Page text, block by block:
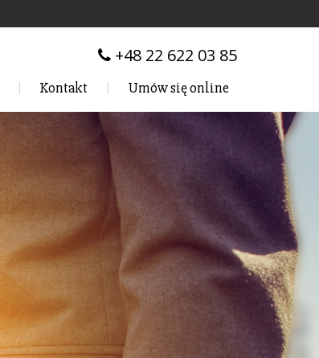
+48 22 622 03 85
Kontakt Umów się online